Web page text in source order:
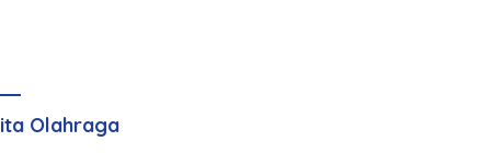
Olahraga